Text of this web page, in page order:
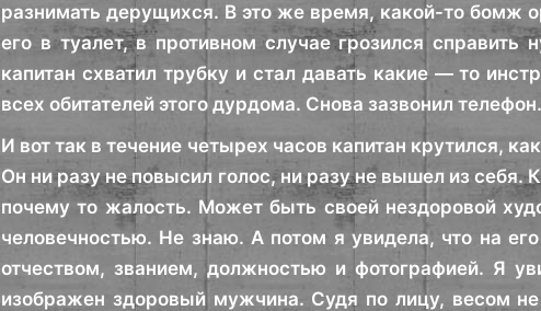
разнимать дерущихся. В это же время, какой-то бомж
его в туалет, в противном случае грозился
капитан схватил трубку и стал давать какие — то
всех обитателей этого дурдома. Снова зазвонил
И вот так в течение четырех часов капитан крутился,
Он ни разу не повысил голос, ни разу не вышел из
почему то жалость. Может быть своей нездоровой
человечностью. Не знаю. А потом я увидела, что на
отчеством, званием, должностью и фотографией. Я
изображен здоровый мужчина. Судя по лицу, весом